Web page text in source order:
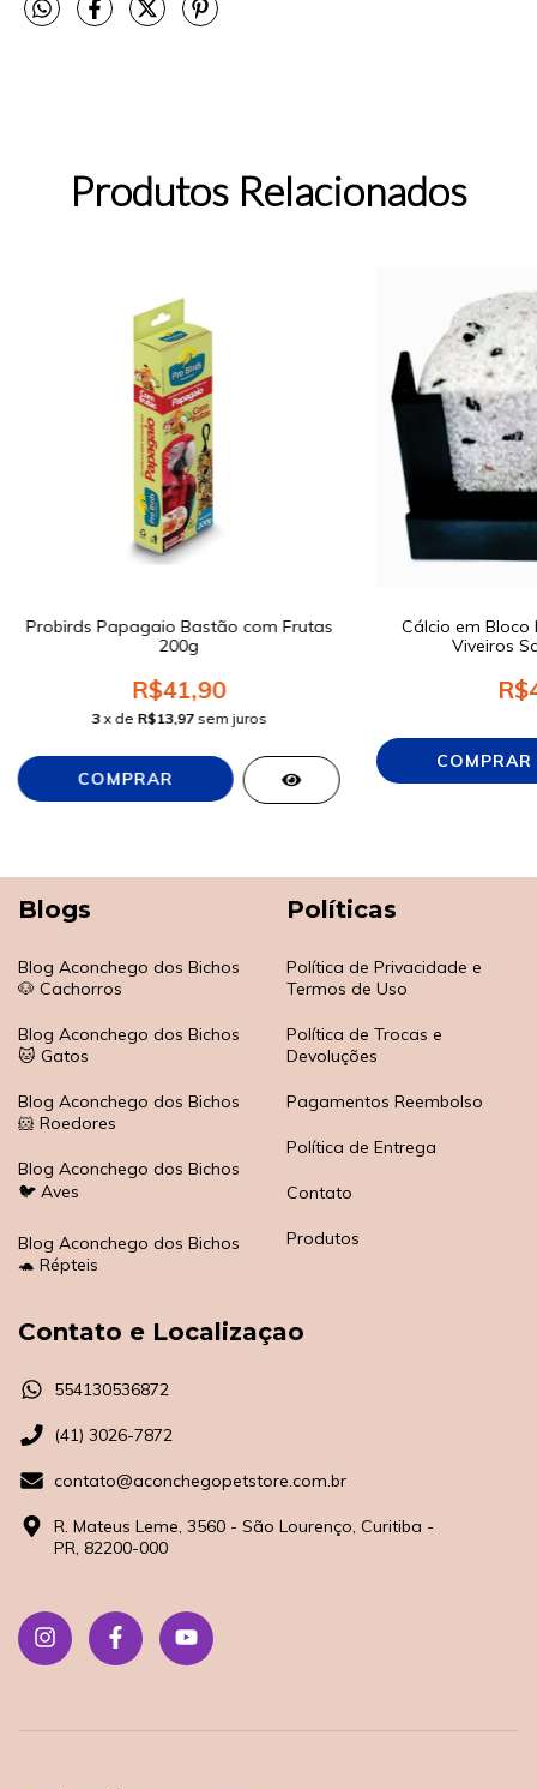
Produtos Relacionados
Probirds Papagaio Bastão com Frutas
200g
R$41,90
3 x de R$13,97 sem juros
Cálcio em Bloco
Viveiros
Blogs
Blog Aconchego dos Bichos
🐶 Cachorros
Blog Aconchego dos Bichos
🐱 Gatos
Blog Aconchego dos Bichos
🐹 Roedores
Blog Aconchego dos Bichos
🐦 Aves
Blog Aconchego dos Bichos
🐢 Répteis
Políticas
Política de Privacidade e
Termos de Uso
Política de Trocas e
Devoluções
Pagamentos Reembolso
Política de Entrega
Contato
Produtos
Contato e Localizaçao
554130536872
(41) 3026-7872
contato@aconchegopetstore.com.br
R. Mateus Leme, 3560 - São Lourenço, Curitiba -
PR, 82200-000